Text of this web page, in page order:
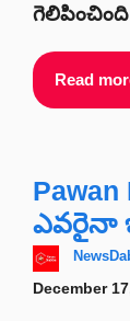
గెలిపించింది
Read
ఎవరైనా
December